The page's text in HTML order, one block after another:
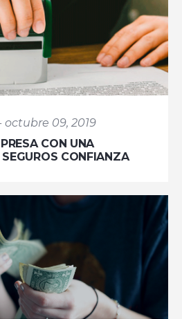
octubre 09, 2019
CON UNA
CONFIANZA